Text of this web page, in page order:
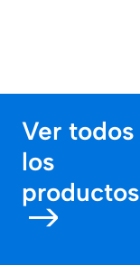
Ver todos
los
productos